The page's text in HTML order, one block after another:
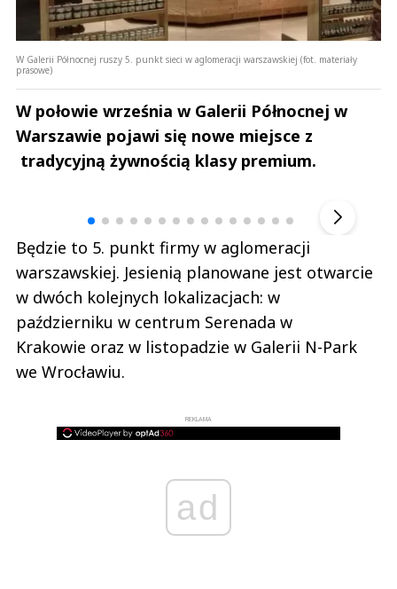
W Galerii Północnej ruszy 5. punkt sieci w aglomeracji warszawskiej (fot. materiały
prasowe)
W połowie września w Galerii Północnej w
Warszawie pojawi się nowe miejsce z
tradycyjną żywnością klasy premium.
Będzie to 5. punkt firmy w aglomeracji
warszawskiej. Jesienią planowane jest otwarcie
w dwóch kolejnych lokalizacjach: w
październiku w centrum Serenada w
Krakowie oraz w listopadzie w Galerii N-Park
we Wrocławiu.
REKLAMA
ad
Andrzej i Marta Sterniccy